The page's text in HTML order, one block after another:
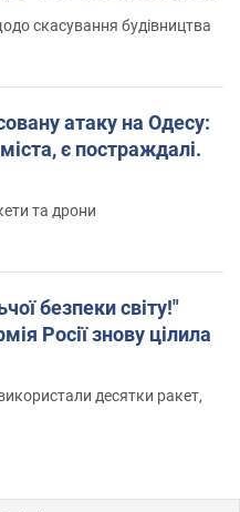
скасування будівництва
атаку на Одесу:
є постраждалі.
та дрони
безпеки світу!"
Росії знову цілила
десятки ракет,